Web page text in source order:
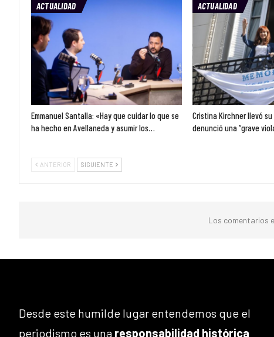
ACTUALIDAD
Emmanuel Santalla: «Hay que cuidar lo que se
ha hecho en Avellaneda y asumir los…
ACTUALIDAD
Cristina Kirchner llevó su
denunció una “grave
ANTERIOR SIGUIENTE
Los comentarios
Desde este humilde lugar entendemos que el
periodismo es una responsabilidad histórica